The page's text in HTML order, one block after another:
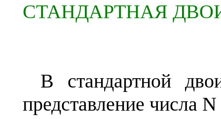
СТАНДАРТНАЯ
В стандартной
представление числа N